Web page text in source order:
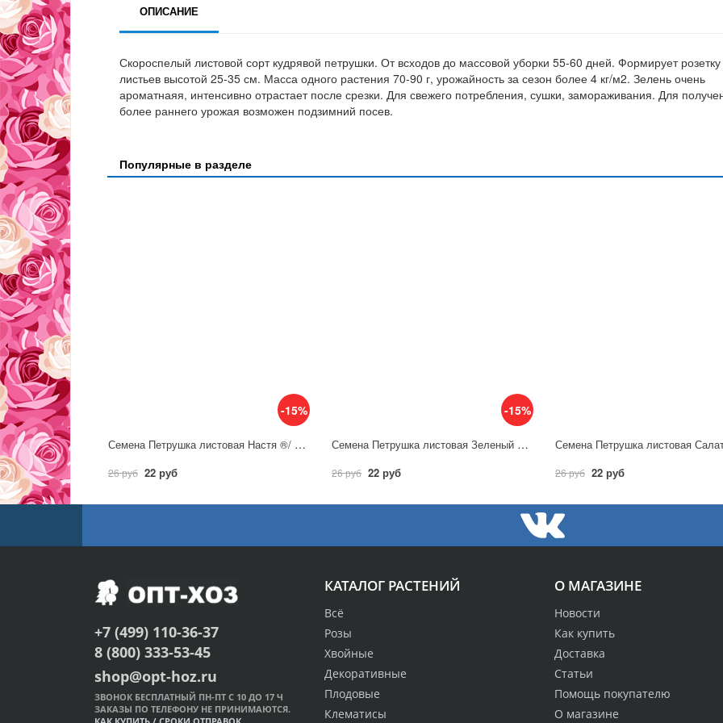
ОПИСАНИЕ
Скороспелый листовой сорт кудрявой петрушки. От всходов до массовой уборки 55-60 дней. Формирует розетку
листьев высотой 25-35 см. Масса одного растения 70-90 г, урожайность за сезон более 4 кг/м2. Зелень очень
ароматнаяя, интенсивно отрастает после срезки. Для свежего потребления, сушки, замораживания. Для
более раннего урожая возможен подзимний посев.
Популярные в разделе
-15%
Семена Петрушка листовая Настя ®/ Аэлита
26 руб 22 руб
-15%
Семена Петрушка листовая Зеленый хрусталь 2,0 г/ Гавриш
26 руб 22 руб 26 руб 22 руб
О МАГАЗИНЕ
Новости
Как купить
Доставка
Статьи
Помощь покупателю
О магазине
КАТАЛОГ РАСТЕНИЙ
Всё
Розы
Хвойные
Декоративные
Плодовые
Клематисы
+7 (499) 110-36-37
8 (800) 333-53-45
shop@opt-hoz.ru
ЗВОНОК БЕСПЛАТНЫЙ ПН-ПТ С 10 ДО 17 Ч
ЗАКАЗЫ ПО ТЕЛЕФОНУ НЕ ПРИНИМАЮТСЯ.